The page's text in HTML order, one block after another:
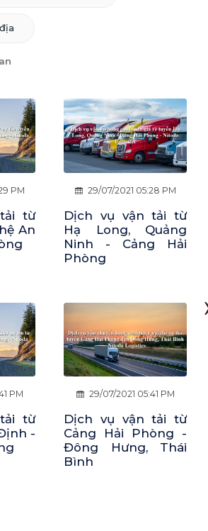
PM
từ
Hải
PM
từ
-
29/07/2021 05:53 PM
Dịch vụ vận tải từ
Cảng Hải Phòng -
Cẩm Khê, Phú Thọ
29/07/2021 05:33 PM
Dịch vụ vận tải từ
Phù Ninh, Phú Thọ
- Cảng Hải Phòng